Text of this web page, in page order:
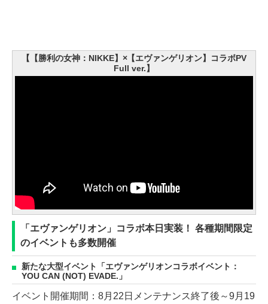
【【勝利の女神：NIKKE】×【エヴァンゲリオン】コラボPV
Full ver.】
「エヴァンゲリオン」コラボ本日実装！ 各種期間限定
のイベントも多数開催
新たな大型イベント「エヴァンゲリオンコラボイベント：
YOU CAN (NOT) EVADE.」
イベント開催期間：8月22日メンテナンス終了後～9月19